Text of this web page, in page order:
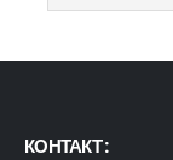
КОНТАКТ :